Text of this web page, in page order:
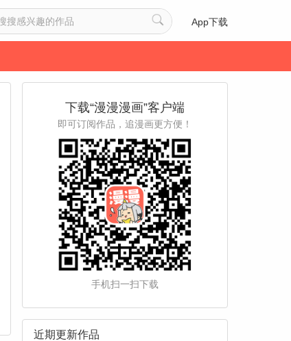
App下载
下载“漫漫漫画”客户端
即可订阅作品，追漫画更方便！
手机扫一扫下载
近期更新作品